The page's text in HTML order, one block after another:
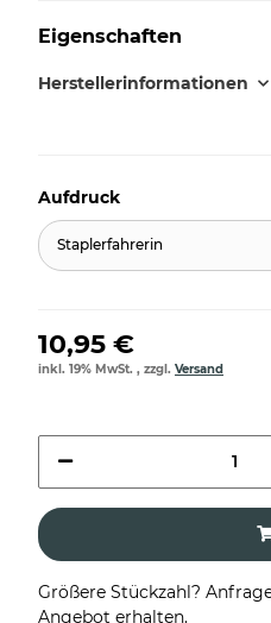
Eigenschaften
Herstellerinformationen
Aufdruck
Staplerfahrerin
10,95 €
inkl. 19% MwSt. , zzgl. Versand
Größere Stückzahl?
Angebot erhalten.